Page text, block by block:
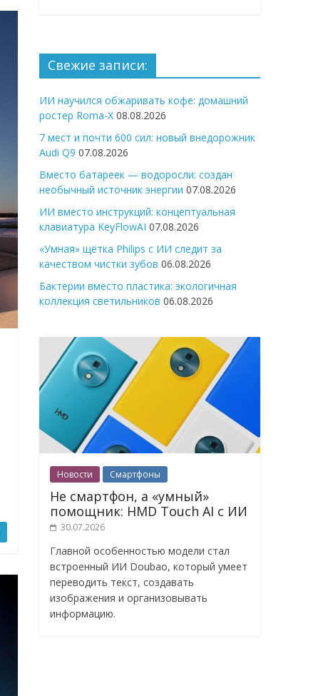
Свежие записи:
ИИ научился обжаривать кофе: домашний
ростер Roma-X 08.08.2026
7 мест и почти 600 сил: новый внедорожник
Audi Q9 07.08.2026
Вместо батареек — водоросли: создан
необычный источник энергии 07.08.2026
ИИ вместо инструкций: концептуальная
клавиатура KeyFlowAI 07.08.2026
«Умная» щётка Philips с ИИ следит за
качеством чистки зубов 06.08.2026
Бактерии вместо пластика: экологичная
коллекция светильников 06.08.2026
Новости Смартфоны
Не смартфон, а «умный»
помощник: HMD Touch AI с ИИ
30.07.2026
Главной особенностью модели стал
встроенный ИИ Doubao, который умеет
переводить текст, создавать
изображения и организовывать
информацию.